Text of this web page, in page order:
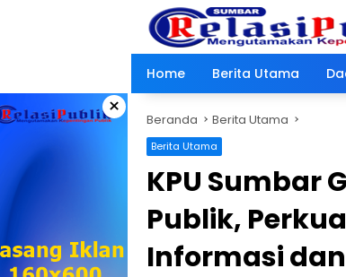
Home Berita Utama
× Beranda Berita Utama
Berita Utama
KPU Sumbar
Publik,
Informasi